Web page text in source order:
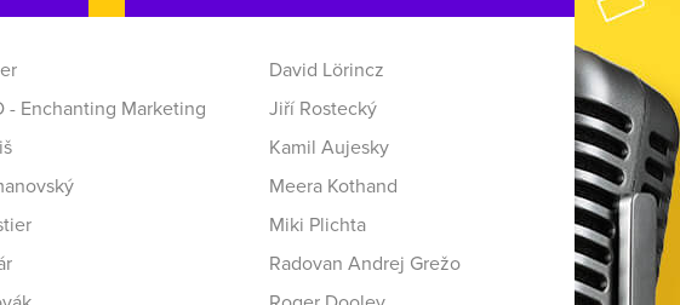
David Lörincz
- Enchanting Marketing
Jiří Rostecký
Kamil Aujesky
Meera Kothand
Miki Plichta
Radovan Andrej Grežo